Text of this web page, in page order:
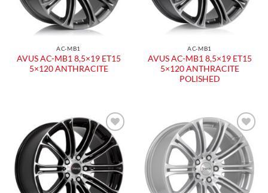
AC-MB1
AVUS AC-MB1 8,5×19 ET15
5×120 ANTHRACITE
AC-MB1
AVUS AC-MB1 8,5×19 ET15
5×120 ANTHRACITE
POLISHED
Aggiungi
alla lista
dei
desideri
Aggiungi
alla lista
dei
desideri